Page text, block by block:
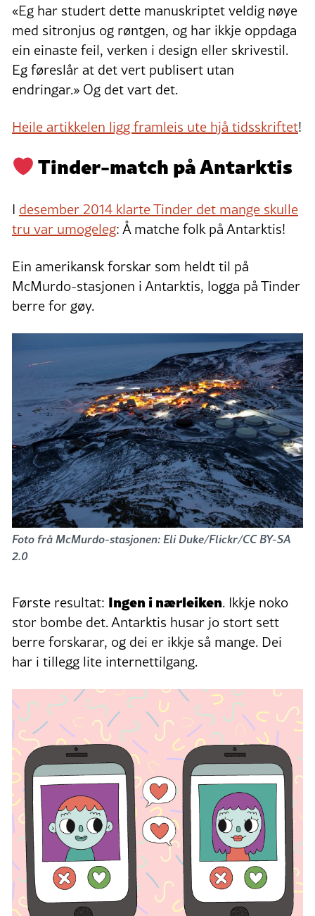
«Eg har studert dette manuskriptet veldig nøye
med sitronjus og røntgen, og har ikkje oppdaga
ein einaste feil, verken i design eller skrivestil.
Eg føreslår at det vert publisert utan
endringar.» Og det vart det.
Heile artikkelen ligg framleis ute hjå tidsskriftet!
Tinder-match på Antarktis
I desember 2014 klarte Tinder det mange skulle
tru var umogeleg: Å matche folk på Antarktis!
Ein amerikansk forskar som heldt til på
McMurdo-stasjonen i Antarktis, logga på Tinder
berre for gøy.
Foto frå McMurdo-stasjonen: Eli Duke/Flickr/CC BY-SA
2.0
Første resultat: Ingen i nærleiken. Ikkje noko
stor bombe det. Antarktis husar jo stort sett
berre forskarar, og dei er ikkje så mange. Dei
har i tillegg lite internettilgang.